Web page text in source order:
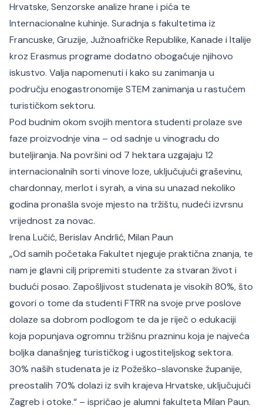
Hrvatske, Senzorske analize hrane i pića te
Internacionalne kuhinje. Suradnja s fakultetima iz
Francuske, Gruzije, Južnoafričke Republike, Kanade i Italije
kroz Erasmus programe dodatno obogaćuje njihovo
iskustvo.​ Valja napomenuti i kako su zanimanja u
području enogastronomije STEM zanimanja u rastućem
turističkom sektoru.
Pod budnim okom svojih mentora studenti prolaze sve
faze proizvodnje vina – od sadnje u vinogradu do
buteljiranja. Na površini od 7 hektara uzgajaju 12
internacionalnih sorti vinove loze, uključujući graševinu,
chardonnay, merlot i syrah, a vina su unazad nekoliko
godina pronašla svoje mjesto na tržištu, nudeći izvrsnu
vrijednost za novac.​
Irena Lučić, Berislav Andrlić, Milan Paun
„Od samih početaka Fakultet njeguje praktična znanja, te
nam je glavni cilj pripremiti studente za stvaran život i
budući posao. Zapošljivost studenata je visokih 80%, što
govori o tome da studenti FTRR na svoje prve poslove
dolaze sa dobrom podlogom te da je riječ o edukaciji
koja popunjava ogromnu tržišnu prazninu koja je najveća
boljka današnjeg turističkog i ugostiteljskog sektora.
30% naših studenata je iz Požeško-slavonske županije,
preostalih 70% dolazi iz svih krajeva Hrvatske, uključujući
Zagreb i otoke.“ – ispričao je alumni fakulteta Milan Paun.